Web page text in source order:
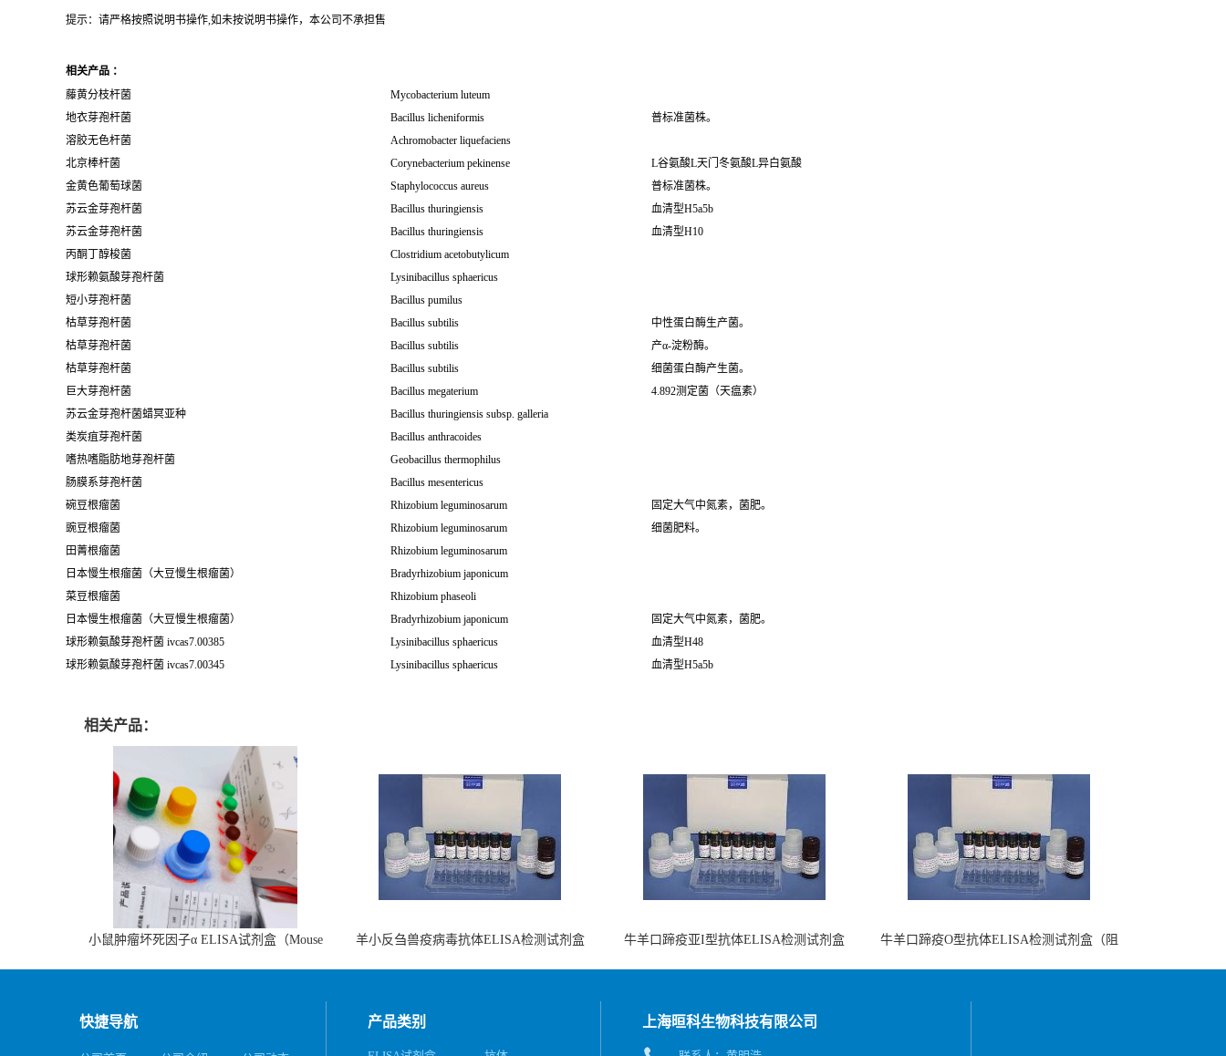
提示：请严格按照说明书操作,如未按说明书操作，本公司不承担售
相关产品 ：
藤黄分枝杆菌
Mycobacterium luteum
地衣芽孢杆菌
Bacillus licheniformis
普标准菌株。
溶胶无色杆菌
Achromobacter liquefaciens
北京棒杆菌
Corynebacterium pekinense
L谷氨酸L天门冬氨酸L异白氨酸
金黄色葡萄球菌
Staphylococcus aureus
普标准菌株。
苏云金芽孢杆菌
Bacillus thuringiensis
血清型H5a5b
苏云金芽孢杆菌
Bacillus thuringiensis
血清型H10
丙酮丁醇梭菌
Clostridium acetobutylicum
球形赖氨酸芽孢杆菌
Lysinibacillus sphaericus
短小芽孢杆菌
Bacillus pumilus
枯草芽孢杆菌
Bacillus subtilis
中性蛋白酶生产菌。
枯草芽孢杆菌
Bacillus subtilis
产α-淀粉酶。
枯草芽孢杆菌
Bacillus subtilis
细菌蛋白酶产生菌。
巨大芽孢杆菌
Bacillus megaterium
4.892测定菌（天瘟素）
苏云金芽孢杆菌蜡冥亚种
Bacillus thuringiensis subsp. galleria
类炭疽芽孢杆菌
Bacillus anthracoides
嗜热嗜脂肪地芽孢杆菌
Geobacillus thermophilus
肠膜系芽孢杆菌
Bacillus mesentericus
碗豆根瘤菌
Rhizobium leguminosarum
固定大气中氮素，菌肥。
豌豆根瘤菌
Rhizobium leguminosarum
细菌肥料。
田菁根瘤菌
Rhizobium leguminosarum
日本慢生根瘤菌（大豆慢生根瘤菌）
Bradyrhizobium japonicum
菜豆根瘤菌
Rhizobium phaseoli
日本慢生根瘤菌（大豆慢生根瘤菌）
Bradyrhizobium japonicum
固定大气中氮素，菌肥。
球形赖氨酸芽孢杆菌 ivcas7.00385
Lysinibacillus sphaericus
血清型H48
球形赖氨酸芽孢杆菌 ivcas7.00345
Lysinibacillus sphaericus 血清型H5a5b
相关产品：
小鼠肿瘤坏死因子α ELISA试剂盒（Mouse
羊小反刍兽疫病毒抗体ELISA检测试剂盒
牛羊口蹄疫亚I型抗体ELISA检测试剂盒
牛羊口蹄疫O型抗体ELISA检测试剂盒（阻
快捷导航 产品类别 上海晅科生物科技有限公司